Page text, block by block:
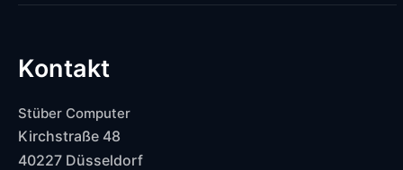
Kontakt
Stüber Computer
Kirchstraße 48
40227 Düsseldorf